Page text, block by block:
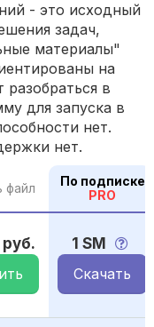
- это исходный
задач,
материалы"
на
в
для запуска в
нет.
нет.
файл
По подписке
PRO
1 SM
Скачать